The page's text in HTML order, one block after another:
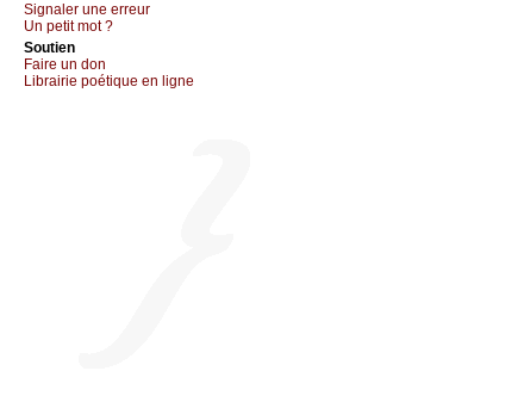
Signaler une errеur
Un pеtit mоt ?
Sоutien
Fаirе un dоn
Librairiе pоétique en lignе